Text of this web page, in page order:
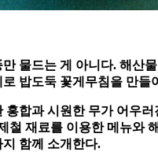
물드는 게 아니다. 해산
밥도둑 꽃게무침을 만들
홍합과 시원한 무가 어우
철 재료를 이용한 메뉴와
함께 소개한다.